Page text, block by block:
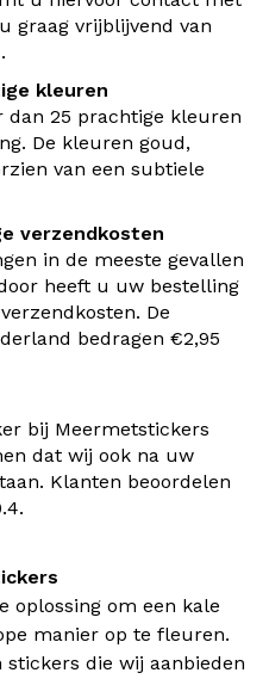
graag vrijblijvend van
kleuren
25 prachtige kleuren
De kleuren goud,
van een subtiele
verzendkosten
in de meeste gevallen
heeft u uw bestelling
De
bedragen €2,95
bij Meermetstickers
dat wij ook na uw
Klanten beoordelen
oplossing om een kale
manier op te fleuren.
die wij aanbieden